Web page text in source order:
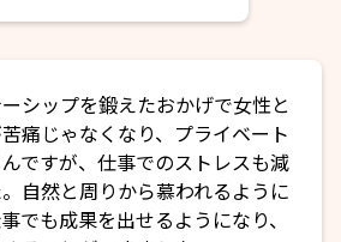
シップを鍛えたおかげで女性と
痛じゃなくなり、プライベート
ですが、仕事でのストレスも減
自然と周りから慕われるように
でも成果を出せるようになり、